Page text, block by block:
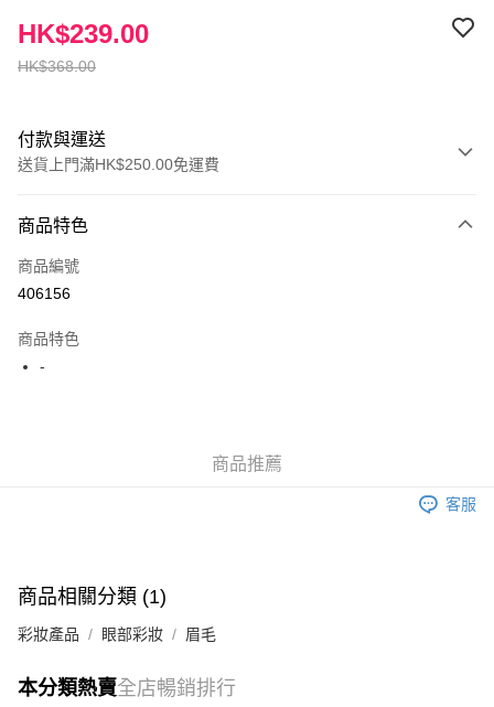
HK$368.00
HK$239.00
付款與運送
送貨上門滿HK$250.00免運費
信用卡
Apple Pay
JD京東物流，訂單確認發貨後2-4個工作天送達
商品特色
商品編號
406156
商品特色
-
商品推薦
客服
商品相關分類 (1)
彩妝產品 眼部彩妝 眉毛
本分類熱賣全店暢銷排行